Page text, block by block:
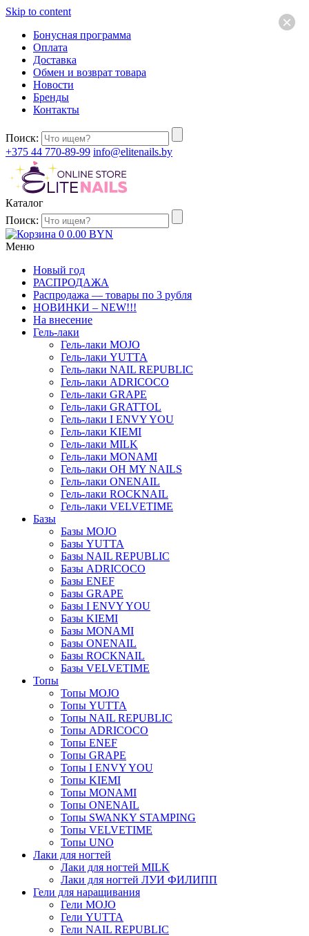
Skip to content
Бонусная программа
Оплата
Доставка
Обмен и возврат товара
Новости
Бренды
Контакты
Поиск:
+375 44 770-89-99 info@elitenails.by
Каталог
Поиск:
0 0.00 BYN
Меню
Новый год
РАСПРОДАЖА
Распродажа — товары по 3 рубля
НОВИНКИ – NEW!!!
На внесение
Гель-лаки
Гель-лаки MOJO
Гель-лаки YUTTA
Гель-лаки NAIL REPUBLIC
Гель-лаки ADRICOCO
Гель-лаки GRAPE
Гель-лаки GRATTOL
Гель-лаки I ENVY YOU
Гель-лаки KIEMI
Гель-лаки MILK
Гель-лаки MONAMI
Гель-лаки OH MY NAILS
Гель-лаки ONENAIL
Гель-лаки ROCKNAIL
Гель-лаки VELVETIME
Базы
Базы MOJO
Базы YUTTA
Базы NAIL REPUBLIC
Базы ADRICOCO
Базы ENEF
Базы GRAPE
Базы I ENVY YOU
Базы KIEMI
Базы MONAMI
Базы ONENAIL
Базы ROCKNAIL
Базы VELVETIME
Топы
Топы MOJO
Топы YUTTA
Топы NAIL REPUBLIC
Топы ADRICOCO
Топы ENEF
Топы GRAPE
Топы I ENVY YOU
Топы KIEMI
Топы MONAMI
Топы ONENAIL
Топы SWANKY STAMPING
Топы VELVETIME
Топы UNO
Лаки для ногтей
Лаки для ногтей MILK
Лаки для ногтей ЛУИ ФИЛИПП
Гели для наращивания
Гели MOJO
Гели YUTTA
Гели NAIL REPUBLIC
×